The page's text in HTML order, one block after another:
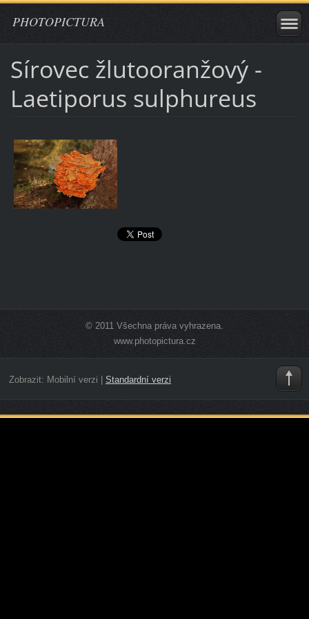
PHOTOPICTURA
Sírovec žlutooranžový -
Laetiporus sulphureus
© 2011 Všechna práva vyhrazena.
www.photopictura.cz
Zobrazit: Mobilní verzi | Standardní verzi